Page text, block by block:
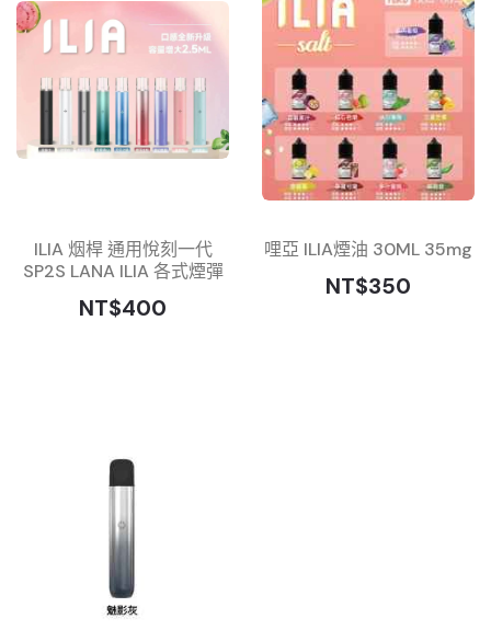
ILIA 烟桿 通用悅刻一代
SP2S LANA ILIA 各式煙彈
NT$400
哩亞 ILIA煙油 30ML 35mg
NT$350